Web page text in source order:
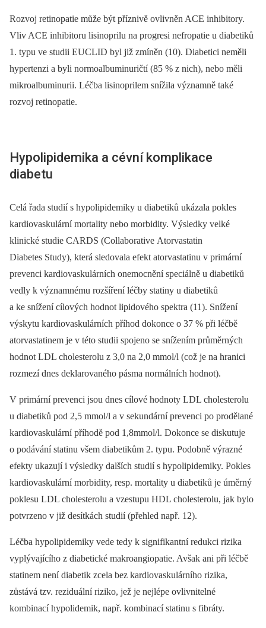
Rozvoj retinopatie může být příznivě ovlivněn ACE inhibitory.
Vliv ACE inhibitoru lisinoprilu na progresi nefropatie u diabetiků
1. typu ve studii EUCLID byl již zmíněn (10). Diabetici neměli
hypertenzi a byli normoalbuminuričtí (85 % z nich), nebo měli
mikroalbuminurii. Léčba lisinoprilem snížila významně také
rozvoj retinopatie.
Hypolipidemika a cévní komplikace
diabetu
Celá řada studií s hypolipidemiky u diabetiků ukázala pokles
kardiovaskulární mortality nebo morbidity. Výsledky velké
klinické studie CARDS (Collaborative Atorvastatin
Diabetes Study), která sledovala efekt atorvastatinu v primární
prevenci kardiovaskulárních onemocnění speciálně u diabetiků
vedly k významnému rozšíření léčby statiny u diabetiků
a ke snížení cílových hodnot lipidového spektra (11). Snížení
výskytu kardiovaskulárních příhod dokonce o 37 % při léčbě
atorvastatinem je v této studii spojeno se snížením průměrných
hodnot LDL cholesterolu z 3,0 na 2,0 mmol/l (což je na hranici
rozmezí dnes deklarovaného pásma normálních hodnot).
V primární prevenci jsou dnes cílové hodnoty LDL cholesterolu
u diabetiků pod 2,5 mmol/l a v sekundární prevenci po prodělané
kardiovaskulární příhodě pod 1,8mmol/l. Dokonce se diskutuje
o podávání statinu všem diabetikům 2. typu. Podobně výrazné
efekty ukazují i výsledky dalších studií s hypolipidemiky. Pokles
kardiovaskulární morbidity, resp. mortality u diabetiků je úměrný
poklesu LDL cholesterolu a vzestupu HDL cholesterolu, jak bylo
potvrzeno v již desítkách studií (přehled např. 12).
Léčba hypolipidemiky vede tedy k signifikantní redukci rizika
vyplývajícího z diabetické makroangiopatie. Avšak ani při léčbě
statinem není diabetik zcela bez kardiovaskulárního rizika,
zůstává tzv. reziduální riziko, jež je nejlépe ovlivnitelné
kombinací hypolidemik, např. kombinací statinu s fibráty.